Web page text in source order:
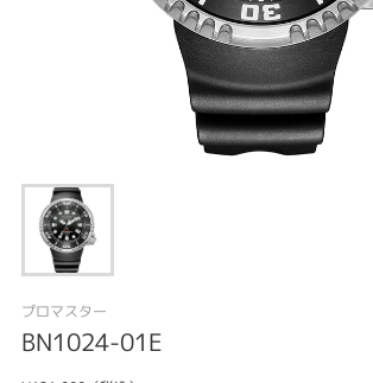
プロマスター
BN1024-01E